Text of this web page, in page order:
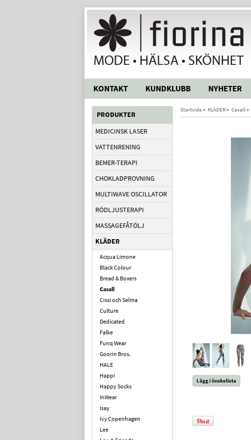
KONTAKT KUNDKLUBB NYHETER
PRODUKTER
MEDICINSK LASER
VATTENRENING
BEMER-TERAPI
CHOKLADPROVNING
MULTIWAVE OSCILLATOR
RÖDLJUSTERAPI
MASSAGEFÅTÖLJ
KLÄDER
Acqua Limone
Black Colour
Bread & Boxers
Casall
Cissi och Selma
Culture
Dedicated
Falke
Funq Wear
Goorin Bros.
HALE
Happi
Happy Socks
InWear
Isay
Ivy Copenhagen
Lee
Startsida » KLÄDER» Casall »
Lägg i önskelista